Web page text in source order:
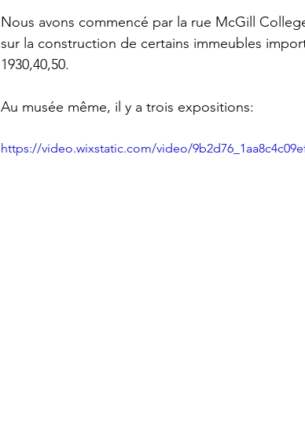
Nous avons commencé par la rue McGill
sur la construction de certains immeubles
1930,40,50.
Au musée même, il y a trois expositions:
https://video.wixstatic.com/video/